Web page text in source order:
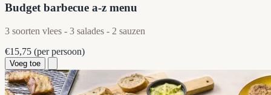
Budget barbecue a-z menu
3 soorten vlees - 3 salades - 2 sauzen
€15,75 (per persoon)
Voeg toe